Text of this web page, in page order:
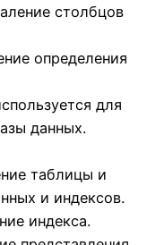
столбцов
определения
для
данных.
таблицы и
и индексов.
индекса.